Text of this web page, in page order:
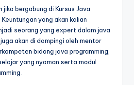
jika bergabung di Kursus Java
yang akan kalian
seorang yang expert dalam java
akan di dampingi oleh mentor
bidang java programming,
yang nyaman serta modul